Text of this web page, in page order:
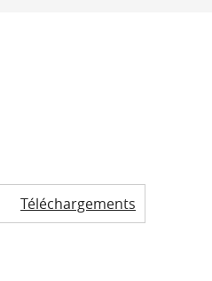
Téléchargements